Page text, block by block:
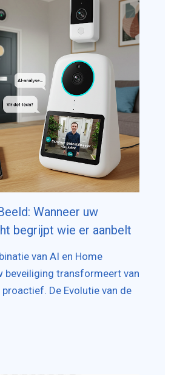
Wanneer uw
begrijpt wie er aanbelt
van AI en Home
beveiliging transformeert van
De Evolutie van de